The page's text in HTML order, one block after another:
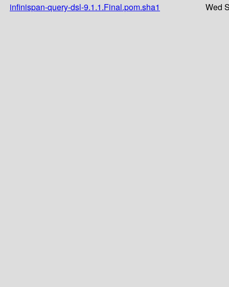
infinispan-query-dsl-9.1.1.Final.pom.sha1
Wed